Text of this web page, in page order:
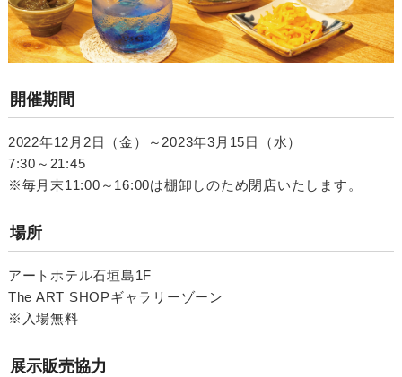
開催期間
2022年12月2日（金）～2023年3月15日（水）
7:30～21:45
※毎月末11:00～16:00は棚卸しのため閉店いたします。
場所
アートホテル石垣島1F
The ART SHOPギャラリーゾーン
※入場無料
展示販売協力